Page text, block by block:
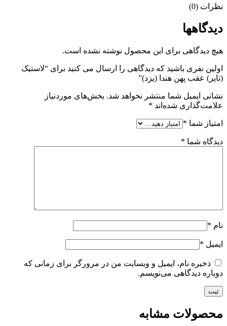
نظرات (0)
دیدگاهها
هیچ دیدگاهی برای این محصول نوشته نشده است.
اولین نفری باشید که دیدگاهی را ارسال می کنید برای “لاستیک
(تایر) عقب پهن هندا (یزد)”
نشانی ایمیل شما منتشر نخواهد شد. بخش‌های موردنیاز
علامت‌گذاری شده‌اند *
امتیاز شما *
دیدگاه شما *
نام *
ایمیل *
ذخیره نام، ایمیل و وبسایت من در مرورگر برای زمانی که
دوباره دیدگاهی می‌نویسم.
محصولات مشابه